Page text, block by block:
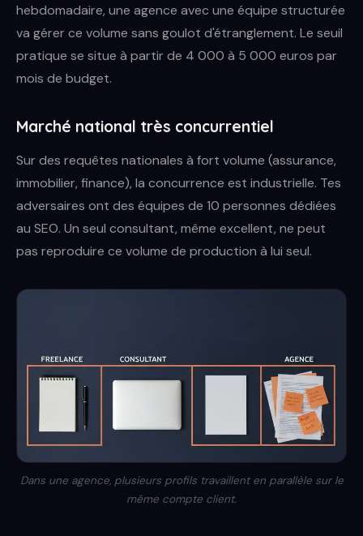
hebdomadaire, une agence avec une équipe structurée
va gérer ce volume sans goulot d'étranglement. Le seuil
pratique se situe à partir de 4 000 à 5 000 euros par
mois de budget.
Marché national très concurrentiel
Sur des requêtes nationales à fort volume (assurance,
immobilier, finance), la concurrence est industrielle. Tes
adversaires ont des équipes de 10 personnes dédiées
au SEO. Un seul consultant, même excellent, ne peut
pas reproduire ce volume de production à lui seul.
Dans une agence, plusieurs profils travaillent en parallèle sur le
même compte client.